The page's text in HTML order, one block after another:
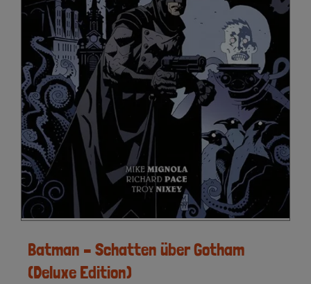
Batman – Schatten über Gotham
(Deluxe Edition)